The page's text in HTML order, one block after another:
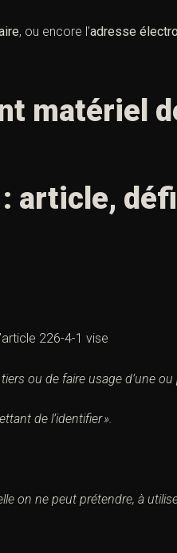
, ou encore l’adresse
matériel
article,
article 226-4-1 vise
tiers ou de faire usage d’une
de l’identifier ».
on ne peut prétendre, à